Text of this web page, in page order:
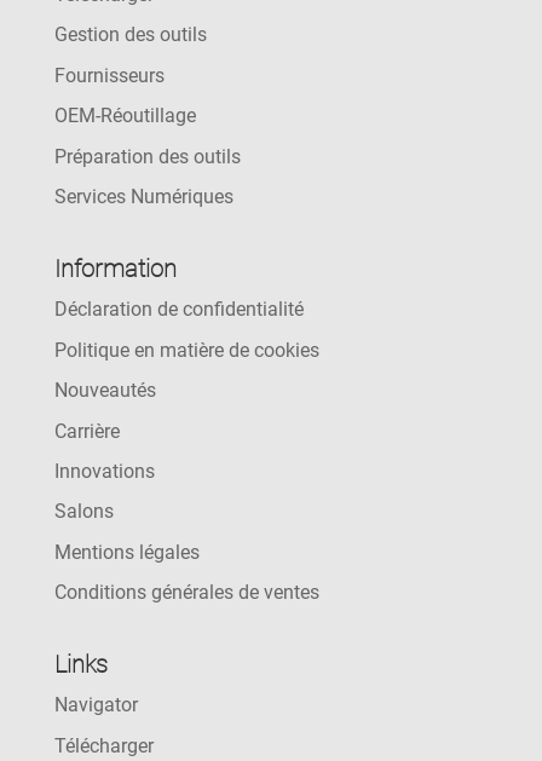
Gestion des outils
Fournisseurs
OEM-Réoutillage
Préparation des outils
Services Numériques
Information
Déclaration de confidentialité
Politique en matière de cookies
Nouveautés
Carrière
Innovations
Salons
Mentions légales
Conditions générales de ventes
Links
Navigator
Télécharger